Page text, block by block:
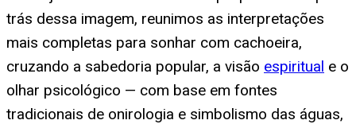
trás dessa imagem, reunimos as interpretações
mais completas para sonhar com cachoeira,
cruzando a sabedoria popular, a visão espiritual e o
olhar psicológico — com base em fontes
tradicionais de onirologia e simbolismo das águas,